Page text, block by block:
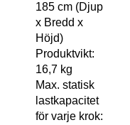
185 cm (Djup
x Bredd x
Höjd)
Produktvikt:
16,7 kg
Max. statisk
lastkapacitet
för varje krok: